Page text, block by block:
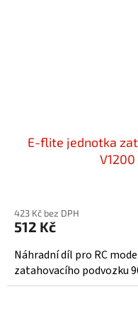
E-flite jednotka
423 Kč bez DPH
512 Kč
Náhradní díl pro RC
zatahovacího podvozku